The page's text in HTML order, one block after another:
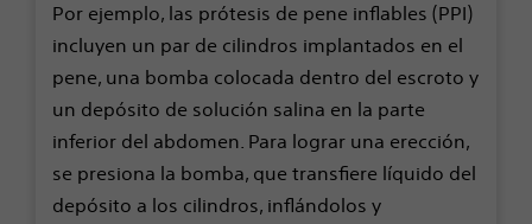
Por ejemplo, las prótesis de pene inflables (PPI)
incluyen un par de cilindros implantados en el
pene, una bomba colocada dentro del escroto y
un depósito de solución salina en la parte
inferior del abdomen. Para lograr una erección,
se presiona la bomba, que transfiere líquido del
depósito a los cilindros, inflándolos y